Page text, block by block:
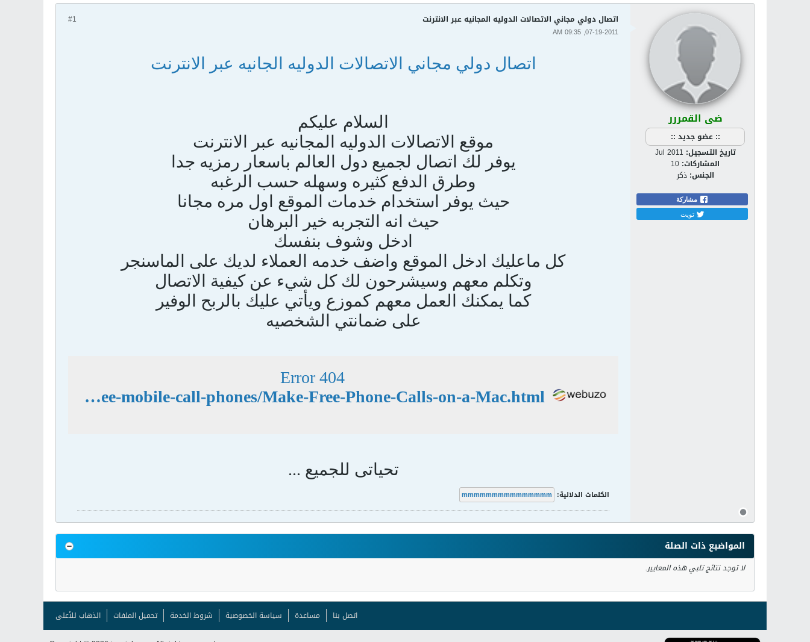
ضى القمررر
:: عضو جديد ::
تاريخ التسجيل: Jul 2011
المشاركات: 10
الجنس: ذكر
مشاركة
تويت
#1 اتصال دولي مجاني الاتصالات الدوليه المجانيه عبر الانترنت
07-19-2011, 09:35 AM
اتصال دولي مجاني الاتصالات الدوليه الجانيه عبر الانترنت
السلام عليكم
موقع الاتصالات الدوليه المجانيه عبر الانترنت
يوفر لك اتصال لجميع دول العالم باسعار رمزيه جدا
وطرق الدفع كثيره وسهله حسب الرغبه
حيث يوفر استخدام خدمات الموقع اول مره مجانا
حيث انه التجربه خير البرهان
ادخل وشوف بنفسك
كل ماعليك ادخل الموقع واضف خدمه العملاء لديك على الماسنجر
وتكلم معهم وسيشرحون لك كل شيء عن كيفية الاتصال
كما يمكنك العمل معهم كموزع ويأتي عليك بالربح الوفير
على ضمانتي الشخصيه
404 Error
http://www.free-mobile-downloads.info/free-mobile-call-phones/Make-Free-Phone-Calls-on-a-Mac.html
تحياتى للجميع ...
الكلمات الدلالية: mmmmmmmmmmmmmmm
المواضيع ذات الصلة
لا توجد نتائج تلبي هذه المعايير.
اتصل بنا مساعدة سياسة الخصوصية شروط الخدمة تحميل الملفات الذهاب للأعلى